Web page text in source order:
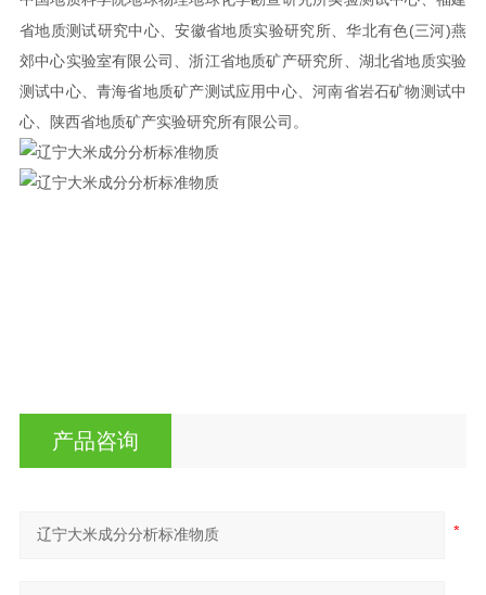
省地质测试研究中心、安徽省地质实验研究所、华北有色(三河)燕
郊中心实验室有限公司、浙江省地质矿产研究所、湖北省地质实验
测试中心、青海省地质矿产测试应用中心、河南省岩石矿物测试中
心、陕西省地质矿产实验研究所有限公司。
产品咨询